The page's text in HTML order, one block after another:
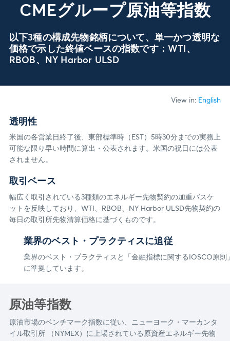
CMEグループ原油等指数
以下3種の構成先物銘柄について、単一かつ透明な
価格で示した終値ベースの指数です：WTI、
RBOB、NY Harbor ULSD
View in: English
透明性
米国の各営業日終了後、東部標準時（EST）5時30分までの実務上
可能な限り早い時間に算出・公表されます。米国の祝日には公表
されません。
取引ベース
幅広く取引されている3種類のエネルギー先物契約の加重バスケ
ットを反映しており、WTI、RBOB、NY Harbor ULSD先物契約の
毎日の取引所先物清算価格に基づくものです。
業界のベスト・プラクティスに追従
業界のベスト・プラクティスと「金融指標に関するIOSCO原則
に準拠しています。
原油等指数
原油市場のベンチマーク指数に従い、ニューヨーク・マーカンタ
イル取引所 （NYMEX）に上場されている原資産エネルギー先物